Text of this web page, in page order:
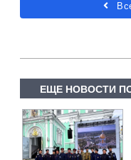
ЕЩЕ НОВОСТИ